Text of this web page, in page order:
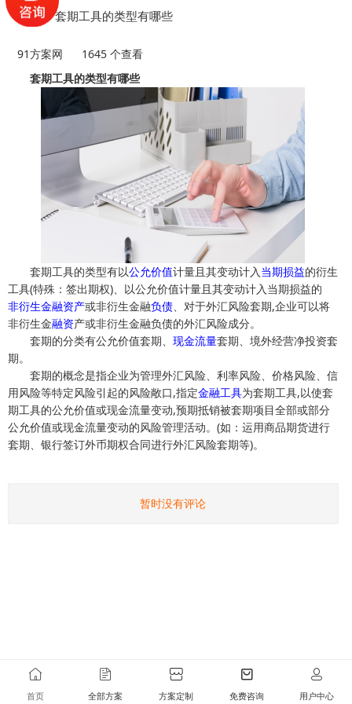
「会计」套期工具的类型有哪些
91方案网 1645 个查看
套期工具的类型有哪些
套期工具的类型有以公允价值计量且其变动计入当期损益的衍生
工具(特殊：签出期权)、以公允价值计量且其变动计入当期损益的
非衍生金融资产或非衍生金融负债、对于外汇风险套期,企业可以将
非衍生金融资产或非衍生金融负债的外汇风险成分。
套期的分类有公允价值套期、 现金流量套期、境外经营净投资套
期。
套期的概念是指企业为管理外汇风险、利率风险、价格风险、信
用风险等特定风险引起的风险敞口,指定金融工具为套期工具,以使套
期工具的公允价值或现金流量变动,预期抵销被套期项目全部或部分
公允价值或现金流量变动的风险管理活动。(如：运用商品期货进行
套期、银行签订外币期权合同进行外汇风险套期等)。
暂时没有评论
首页 全部方案 方案定制 免费咨询 用户中心